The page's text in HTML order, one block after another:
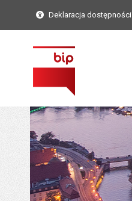
Deklaracja dostępności